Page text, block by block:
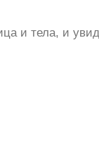
и тела, и